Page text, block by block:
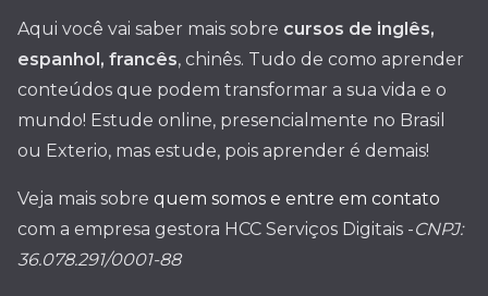
Aqui você vai saber mais sobre cursos de inglês,
espanhol, francês, chinês. Tudo de como aprender
conteúdos que podem transformar a sua vida e o
mundo! Estude online, presencialmente no Brasil
ou Exterio, mas estude, pois aprender é demais!
Veja mais sobre quem somos e entre em contato
com a empresa gestora HCC Serviços Digitais -CNPJ:
36.078.291/0001-88